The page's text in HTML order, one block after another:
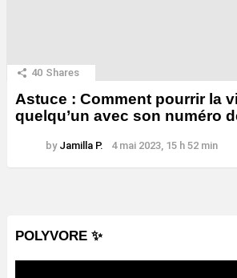
40 Shares
Astuce : Comment pourrir la
quelqu’un avec son numéro
by Jamilla P. 4 mai 2023, 15 h 52 min
POLYVORE ✨